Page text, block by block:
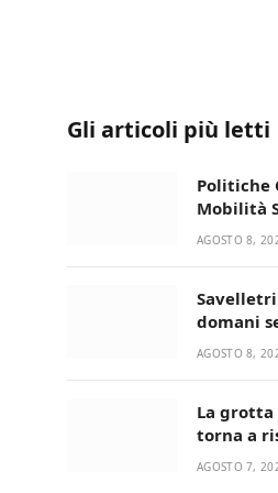
Gli articoli più letti
Politiche
Mobilità
premiati
AGOSTO 8,
domani
AGOSTO 8,
La grotta
torna a
fede,
AGOSTO 7,